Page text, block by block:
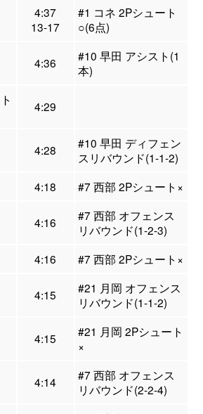
4:37
13-17
#1 コネ 2Pシュート
○(6点)
4:36
#10 早田 アシスト(1
本)
4:29
4:28
#10 早田 ディフェン
スリバウンド(1-1-2)
4:18
#7 西部 2Pシュート×
4:16
#7 西部 オフェンス
リバウンド(1-2-3)
4:16
#7 西部 2Pシュート×
4:15
#21 月岡 オフェンス
リバウンド(1-1-2)
4:15
#21 月岡 2Pシュート
×
4:14
#7 西部 オフェンス
リバウンド(2-2-4)